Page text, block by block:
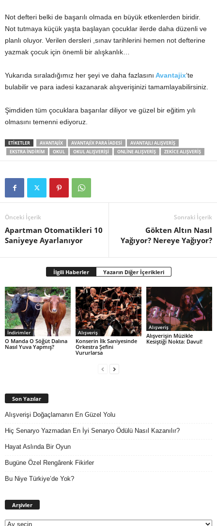
Not defteri belki de başarılı olmada en büyük etkenlerden biridir.
Not tutmaya küçük yaşta başlayan çocuklar ilerde daha düzenli ve
planlı oluyor. Verilen dersleri ,sınav tarihlerini hemen not defterine
yazmak çocuk için önemli bir alışkanlık…
Yukarıda sıraladığımız her şeyi ve daha fazlasını Avantajix‘te
bulabilir ve para iadesi kazanarak alışverişinizi tamamlayabilirsiniz.
Şimdiden tüm çocuklara başarılar diliyor ve güzel bir eğitim yılı
olmasını temenni ediyoruz.
ETIKETLER AVANTAJIX AVANTAJIX PARA IADESI
AVANTAJLI ALIŞVERIŞ
EKSTRA INDIRIM
OKUL OKUL ALIŞVERIŞI ONLINE ALIŞVERIŞ ZEKICE ALIŞVERIŞ
Önceki İçerik
Apartman Otomatikleri 10
Saniyeye Ayarlanıyor
Sonraki İçerik
Gökten Altın Nasıl
Yağıyor? Nereye Yağıyor?
İlgili Haberler Yazarın Diğer İçerikleri
İndirimler
O Manda O Söğüt Dalına
Nasıl Yuva Yapmış?
Alışveriş
Konserin İlk Saniyesinde
Orkestra Şefini
Vururlarsa
Alışveriş
Alışverişin Müzikle
Kesiştiği Nokta: Davul!
Son Yazılar
Alışverişi Doğaçlamanın En Güzel Yolu
Hiç Senaryo Yazmadan En İyi Senaryo Ödülü Nasıl Kazanılır?
Hayat Aslında Bir Oyun
Bugüne Özel Rengârenk Fikirler
Bu Niye Türkiye’de Yok?
Arşivler